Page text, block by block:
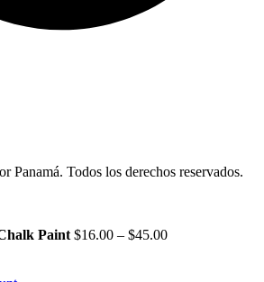
Panamá. Todos los derechos reservados.
Paint $16.00 – $45.00